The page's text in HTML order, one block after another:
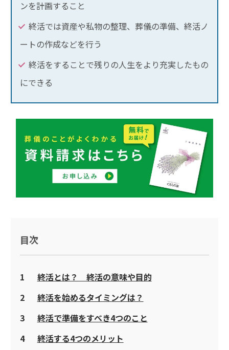
ンを計画すること
終活では資産や私物の整理、葬儀の準備、終活ノ
ートの作成などを行う
終活をすることで残りの人生をより充実したもの
にできる
目次
1
終活とは？ 終活の意味や目的
2
終活を始めるタイミングは？
3
終活で準備をすべき4つのこと
4
終活する4つのメリット